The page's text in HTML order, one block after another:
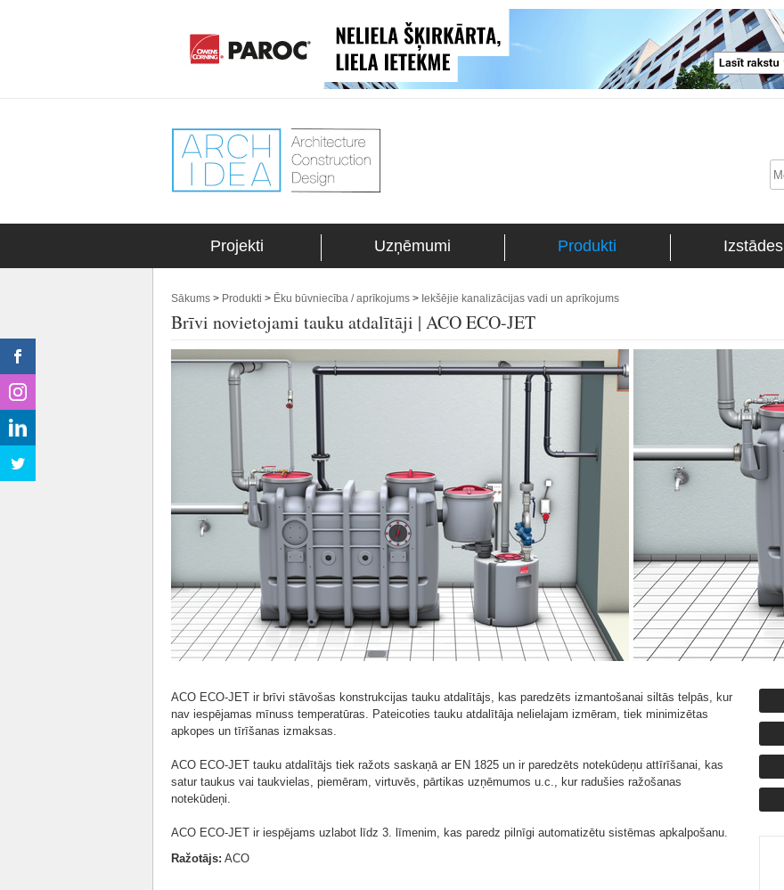
Projekti Uzņēmumi Produkti Izstādes
Sākums > Produkti > Ēku būvniecība / aprīkojums > Iekšējie kanalizācijas vadi un aprīkojums
Brīvi novietojami tauku atdalītāji | ACO ECO-JET
ACO ECO-JET ir brīvi stāvošas konstrukcijas tauku atdalītājs, kas paredzēts izmantošanai siltās telpās, kur
nav iespējamas mīnuss temperatūras. Pateicoties tauku atdalītāja nelielajam izmēram, tiek minimizētas
apkopes un tīrīšanas izmaksas.
ACO ECO-JET tauku atdalītājs tiek ražots saskaņā ar EN 1825 un ir paredzēts notekūdeņu attīrīšanai, kas
satur taukus vai taukvielas, piemēram, virtuvēs, pārtikas uzņēmumos u.c., kur radušies ražošanas
notekūdeņi.
ACO ECO-JET ir iespējams uzlabot līdz 3. līmenim, kas paredz pilnīgi automatizētu sistēmas apkalpošanu.
Ražotājs: ACO